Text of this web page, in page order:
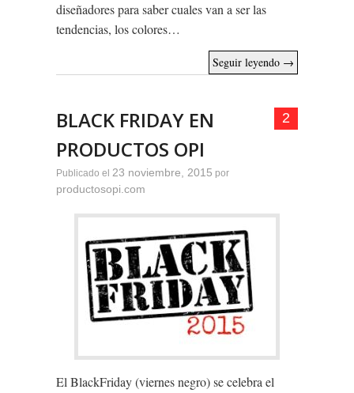
diseñadores para saber cuales van a ser las
tendencias, los colores…
Seguir leyendo →
2
BLACK FRIDAY EN
PRODUCTOS OPI
Publicado el 23 noviembre, 2015 por
productosopi.com
El BlackFriday (viernes negro) se celebra el